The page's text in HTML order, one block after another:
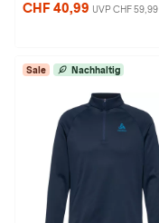
CHF 40,99 UVP CHF 59,99
Sale Nachhaltig